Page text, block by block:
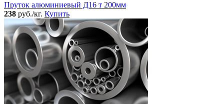
Пруток алюминиевый Д16 т 200мм
238 руб./кг. Купить